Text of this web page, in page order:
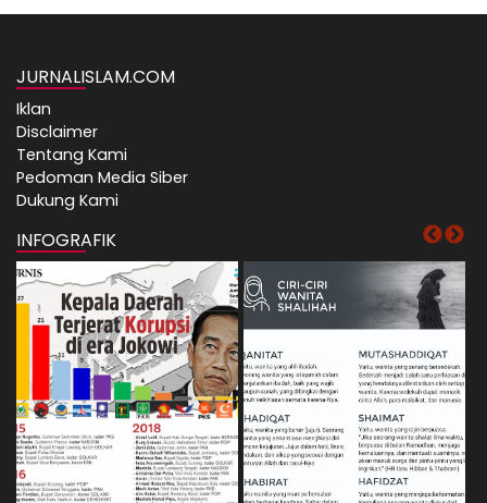
JURNALISLAM.COM
Iklan
Disclaimer
Tentang Kami
Pedoman Media Siber
Dukung Kami
INFOGRAFIK